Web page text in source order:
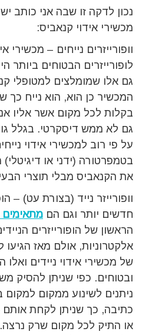
מכשירי אידוי קנאביס:
וופורייזרים נייחים – מכשירי
לופורייזרים הבטוחים ביותר
גם אלו שמומלצים למטופלי
המכשיר כן הוא, הוא נייח כך
בקלות לכל מקום אשר אליו
גם לא ממש דיסקרטי. בגלל
על פי רוב למכשירי אידוי
בטמפרטורה (ידני או
את הקנאביס מבלי תוצרי
וופורייזר נייד (בצורת עט) –
חדשים יותר וגם הם מתאימים
הראשון של הופורייזרים
אלקטרוניות, אולם מאז הגיעו
של מכשירי אידוי ניידים
ובטוחים. כפי שניתן להסיק
ניתנים לשינוע ממקום
כתיבה, כך שניתן לקחת אותם
או התיק לכל מקום שרק נרצה.